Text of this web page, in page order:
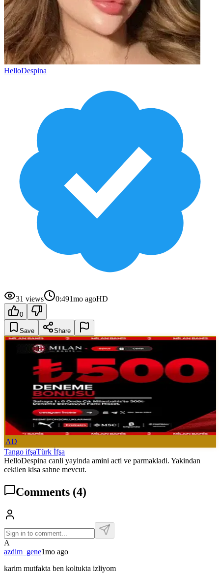
HelloDespina
31 views 0:491mo agoHD
0
Save Share
AD
Tango ifşaTürk İfşa
HelloDespina canli yayinda amini acti ve parmakladi. Yakindan
cekilen kisa sahne mevcut.
Comments (4)
A
azdim_gene1mo ago
karim mutfakta ben koltukta izliyom